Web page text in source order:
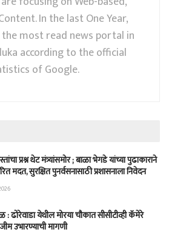
In the last One Year,
the most read news portal in
according to the official
of Google.
प्रश्न थेट मंत्र्यांसमोर ; बाळा भेगडे यांच्या पुढाकाराने
मदत, सुरक्षित पुनर्वसनासाठी प्रशासनाला निवेदन
ढोरेवाडा येथील मोरया चौकात सीसीटीव्ही कॅमेरे
उभारण्याची मागणी